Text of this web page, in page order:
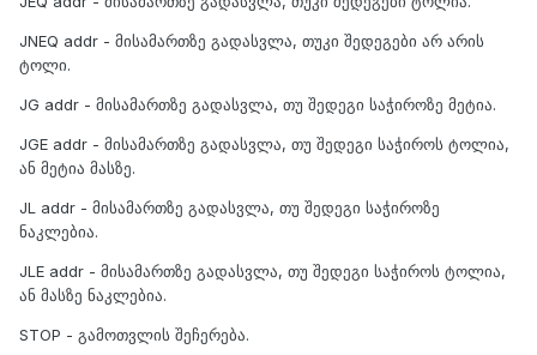
JNEQ addr - მისამართზე გადასვლა, თუკი შედეგები არ არის
ტოლი.
JG addr - მისამართზე გადასვლა, თუ შედეგი საჭიროზე მეტია.
JGE addr - მისამართზე გადასვლა, თუ შედეგი საჭიროს ტოლია,
ან მეტია მასზე.
JL addr - მისამართზე გადასვლა, თუ შედეგი საჭიროზე
ნაკლებია.
JLE addr - მისამართზე გადასვლა, თუ შედეგი საჭიროს ტოლია,
ან მასზე ნაკლებია.
STOP - გამოთვლის შეჩერება.